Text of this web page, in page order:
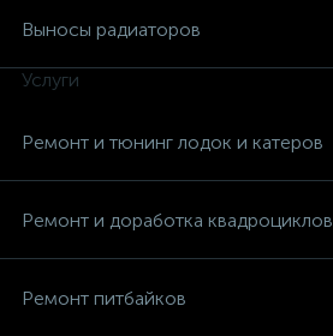
Выносы радиаторов
Услуги
Ремонт и тюнинг лодок и катеров
Ремонт и доработка квадроциклов
Ремонт питбайков